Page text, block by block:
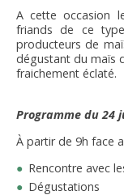
A cette occasion
friands de ce
producteurs de
dégustant du maïs
fraichement éclaté.
Programme du 24
À partir de 9h face
Rencontre avec
Dégustations